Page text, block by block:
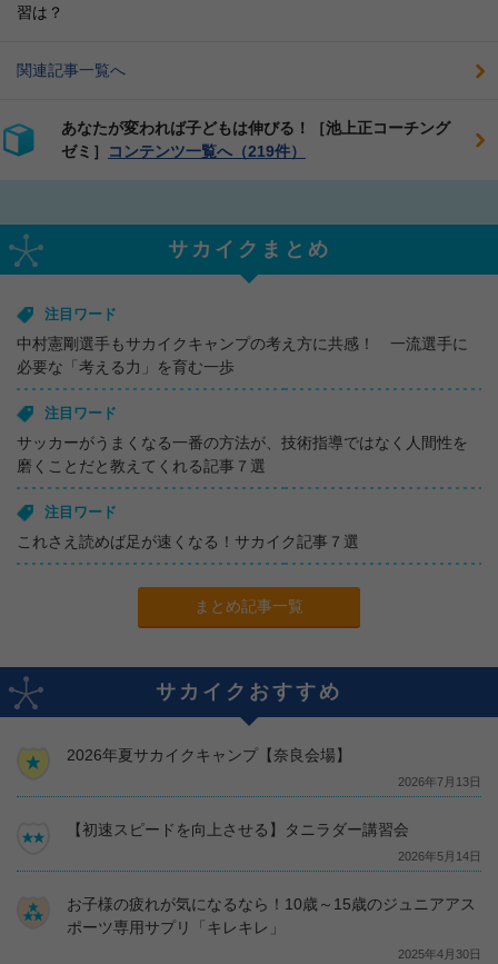
習は？
関連記事一覧へ
あなたが変われば子どもは伸びる！［池上正コーチング
ゼミ］
コンテンツ一覧へ（219件）
サカイクまとめ
注目ワード
中村憲剛選手もサカイクキャンプの考え方に共感！ 一流選手に
必要な「考える力」を育む一歩
注目ワード
サッカーがうまくなる一番の方法が、技術指導ではなく人間性を
磨くことだと教えてくれる記事７選
注目ワード
これさえ読めば足が速くなる！サカイク記事７選
まとめ記事一覧
サカイクおすすめ
2026年夏サカイクキャンプ【奈良会場】
2026年7月13日
【初速スピードを向上させる】タニラダー講習会
2026年5月14日
お子様の疲れが気になるなら！10歳～15歳のジュニアアス
ポーツ専用サプリ「キレキレ」
2025年4月30日